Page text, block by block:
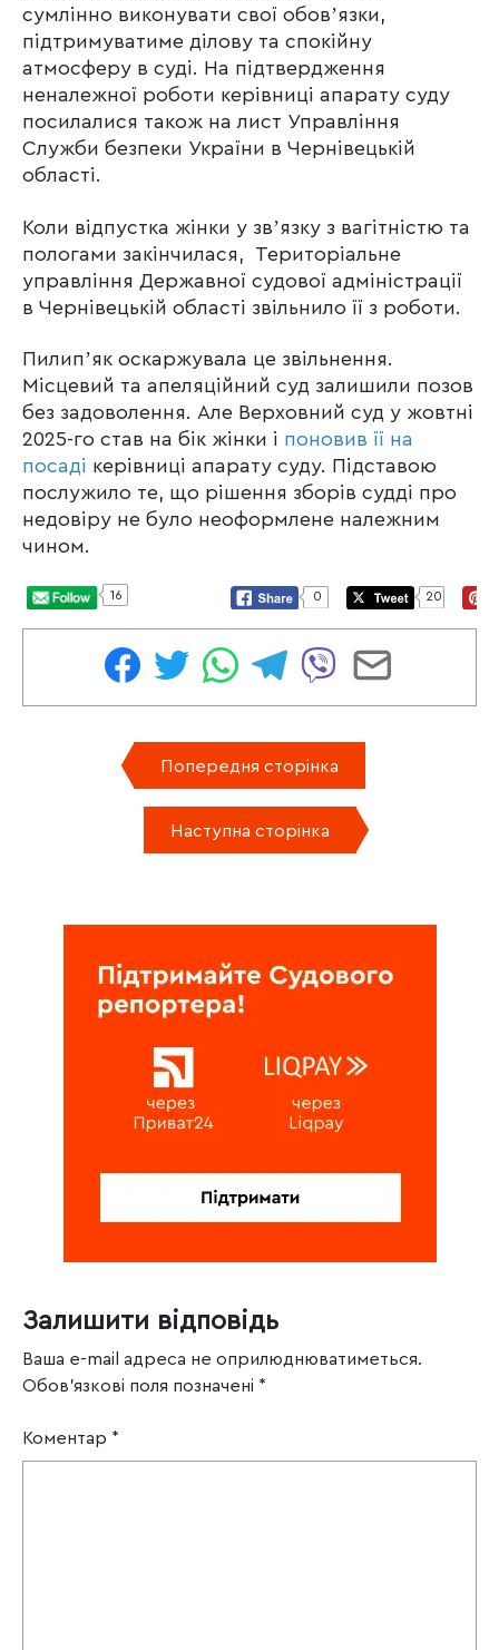
сумлінно виконувати свої обовʼязки,
підтримуватиме ділову та спокійну
атмосферу в суді. На підтвердження
неналежної роботи керівниці апарату суду
посилалися також на лист Управління
Служби безпеки України в Чернівецькій
області.
Коли відпустка жінки у звʼязку з вагітністю та
пологами закінчилася, Територіальне
управління Державної судової адміністрації
в Чернівецькій області звільнило її з роботи.
Пилипʼяк оскаржувала це звільнення.
Місцевий та апеляційний суд залишили позов
без задоволення. Але Верховний суд у жовтні
2025-го став на бік жінки і поновив її на
посаді керівниці апарату суду. Підставою
послужило те, що рішення зборів судді про
недовіру не було неоформлене належним
чином.
16 0 20
Попередня сторінка
Наступна сторінка
Залишити відповідь
Ваша e-mail адреса не оприлюднюватиметься.
Обов’язкові поля позначені *
Коментар *